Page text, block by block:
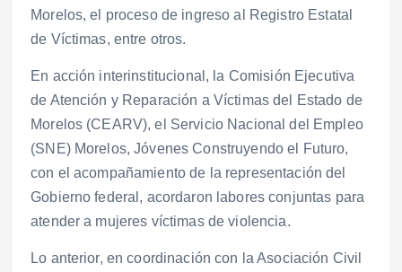
Morelos, el proceso de ingreso al Registro Estatal
de Víctimas, entre otros.
En acción interinstitucional, la Comisión Ejecutiva
de Atención y Reparación a Víctimas del Estado de
Morelos (CEARV), el Servicio Nacional del Empleo
(SNE) Morelos, Jóvenes Construyendo el Futuro,
con el acompañamiento de la representación del
Gobierno federal, acordaron labores conjuntas para
atender a mujeres víctimas de violencia.
Lo anterior, en coordinación con la Asociación Civil